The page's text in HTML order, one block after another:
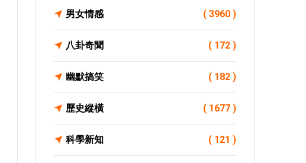
男女情感 ( 3960 )
八卦奇聞 ( 172 )
幽默搞笑 ( 182 )
歷史縱橫 ( 1677 )
科學新知 ( 121 )